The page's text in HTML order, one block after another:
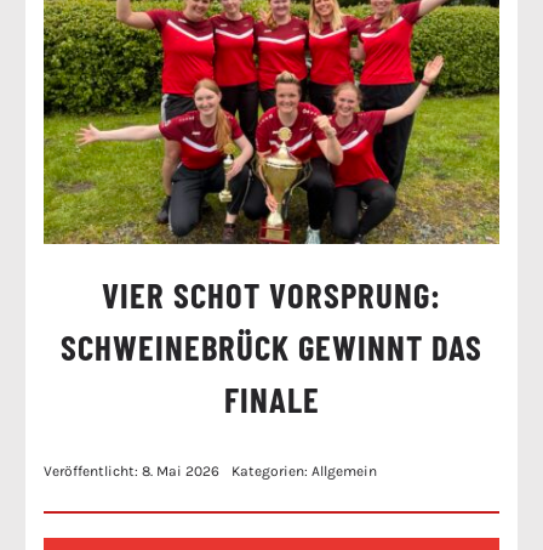
VIER SCHOT VORSPRUNG:
SCHWEINEBRÜCK GEWINNT DAS
FINALE
Veröffentlicht: 8. Mai 2026 Kategorien: Allgemein